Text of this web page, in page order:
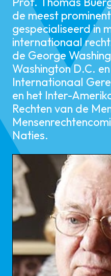
de meest
gespecialiseerd in
internationaal
de George
Washington D.C.
Internationaal
en het Inter-
Rechten van de
Naties.